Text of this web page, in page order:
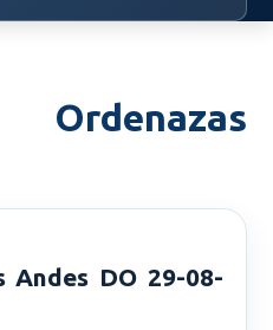
Ordenazas
Andes DO 29-08-